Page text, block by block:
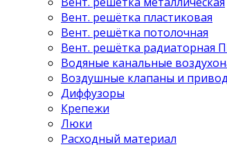
Вент. решётка пластиковая
Вент. решётка потолочная
Вент. решётка радиаторная
Водяные канальные
Воздушные клапаны и
Диффузоры
Крепежи
Люки
Расходный материал